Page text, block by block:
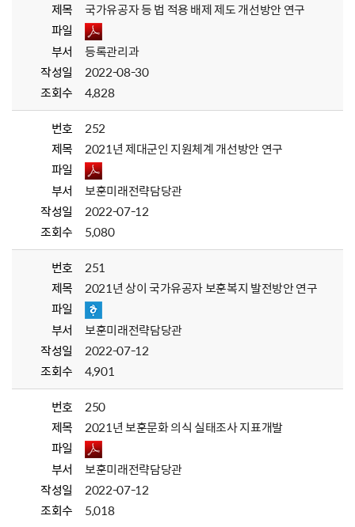
제목
국가유공자 등 법 적용 배제 제도 개선방안 연구
파일
부서
등록관리과
작성일
2022-08-30
조회수
4,828
번호
252
제목
2021년 제대군인 지원체계 개선방안 연구
파일
부서
보훈미래전략담당관
작성일
2022-07-12
조회수
5,080
번호
251
제목
2021년 상이 국가유공자 보훈복지 발전방안 연구
파일
부서
보훈미래전략담당관
작성일
2022-07-12
조회수
4,901
번호
250
제목
2021년 보훈문화 의식 실태조사 지표개발
파일
부서
보훈미래전략담당관
작성일
2022-07-12
조회수
5,018